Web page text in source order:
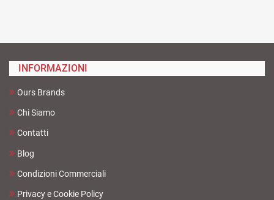
INFORMAZIONI
Ours Brands
Chi Siamo
Contatti
Blog
Condizioni Commerciali
Privacy e Cookie Policy